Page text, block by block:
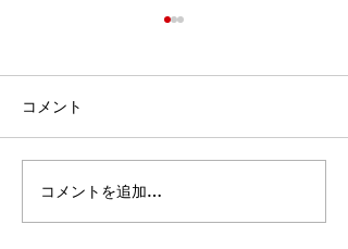
「 人とは何ものなのでしょ
う。あなたが心に留められる
とは。人のとはいったい何も
のなのでしょう。あなたが顧
コメント
コメントを追加…